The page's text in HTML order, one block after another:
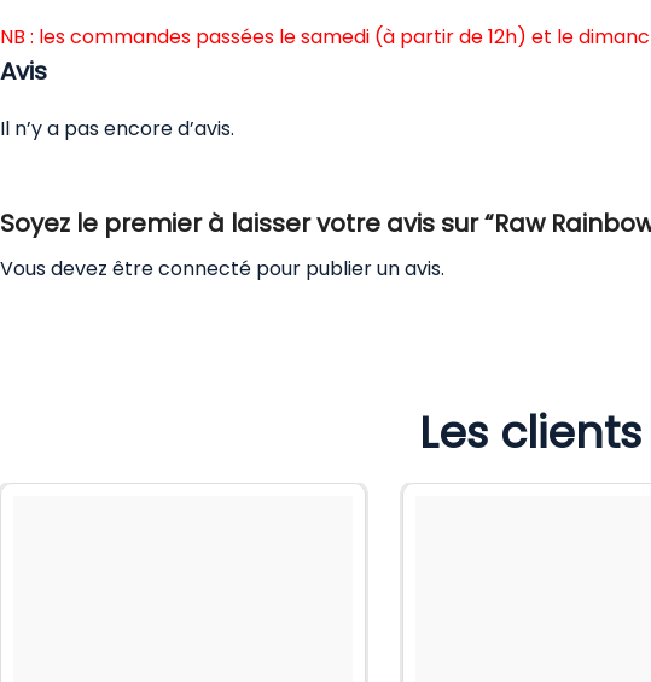
NB : les commandes passées le samedi (à partir de 12h) et le
Avis
Il n’y a pas encore d’avis.
Soyez le premier à laisser votre avis sur “Raw
Vous devez êtreconnecté pour publier un avis.
Les